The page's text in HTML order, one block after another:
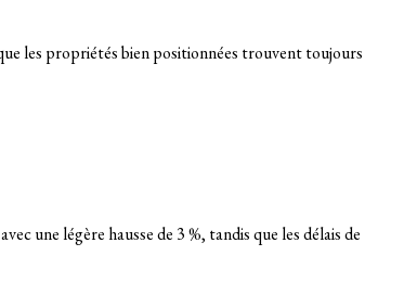
les propriétés bien positionnées trouvent toujours
une légère hausse de 3 %, tandis que les délais de